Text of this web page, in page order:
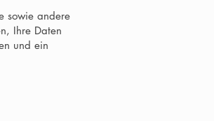
sowie andere
Ihre Daten
und ein